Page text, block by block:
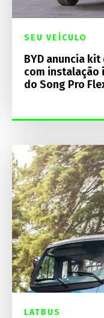
SEU VEÍCULO
BYD anuncia
com instalação
do Song Pro
LATBUS